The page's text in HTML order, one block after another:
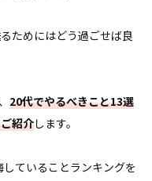
ためにはどう過ごせば良
20代でやるべきこと13選
紹介します。
ていることランキングを